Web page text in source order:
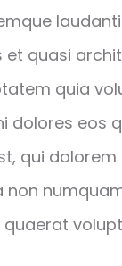
et quasi
quia
dolores eos
qui
non